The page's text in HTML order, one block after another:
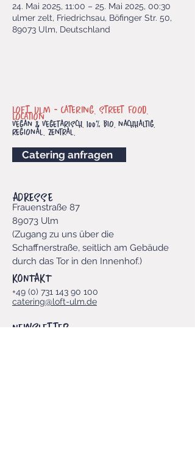
24. Mai 2025, 11:00 – 25. Mai 2025, 00:30
ulmer zelt, Friedrichsau, Böfinger Str. 50,
89073 Ulm, Deutschland
Loft. Ulm - Catering. Street Food.
Location.
vegan & vegetarisch. 100% bio. nachhaltig.
regional. Zentral.
Catering anfragen
ADRESSE
Frauenstraße 87
89073 Ulm
​(Zugang zu uns über die
Schaffnerstraße, seitlich am Gebäude
durch das Tor in den Innenhof.)​
KONTAKT
+49 (0) 731 143 90 100
catering@loft-ulm.de
Newsletter